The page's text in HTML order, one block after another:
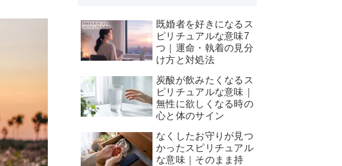
既婚者を好きになるス
ピリチュアルな意味7
つ｜運命・執着の見分
け方と対処法
炭酸が飲みたくなるス
ピリチュアルな意味｜
無性に欲しくなる時の
心と体のサイン
なくしたお守りが見つ
かったスピリチュアル
な意味｜そのまま持